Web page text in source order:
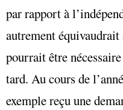
par rapport à
autrement
pourrait être
tard. Au cours de
exemple reçu une